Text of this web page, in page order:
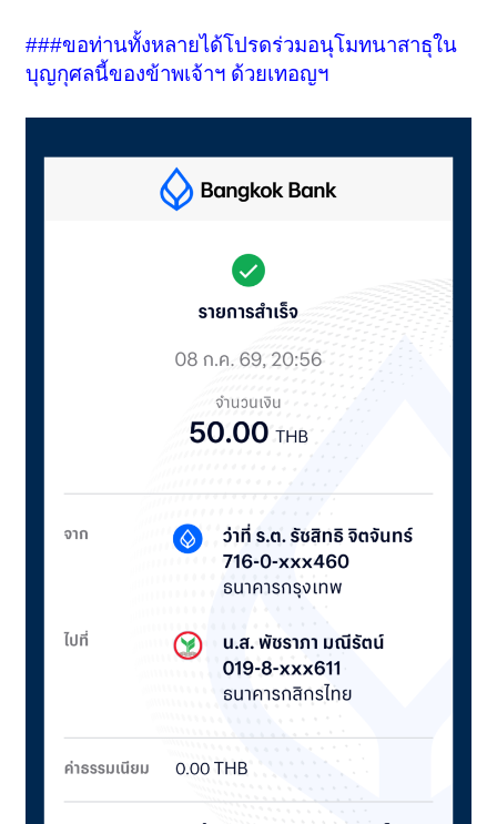
###ขอท่านทั้งหลายได้โปรดร่วมอนุโมทนาสาธุใน
บุญกุศลนี้ของข้าพเจ้าฯ ด้วยเทอญฯ